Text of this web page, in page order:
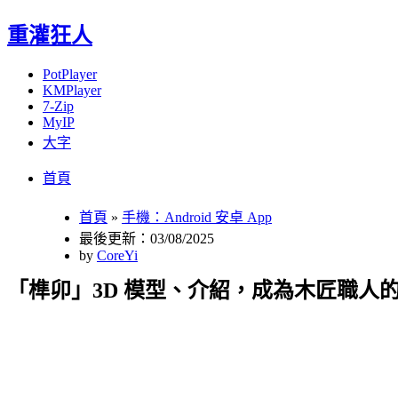
重灌狂人
PotPlayer
KMPlayer
7-Zip
MyIP
大字
首頁
首頁 » 手機：Android 安卓 App
最後更新：03/08/2025
by CoreYi
「榫卯」3D 模型、介紹，成為木匠職人